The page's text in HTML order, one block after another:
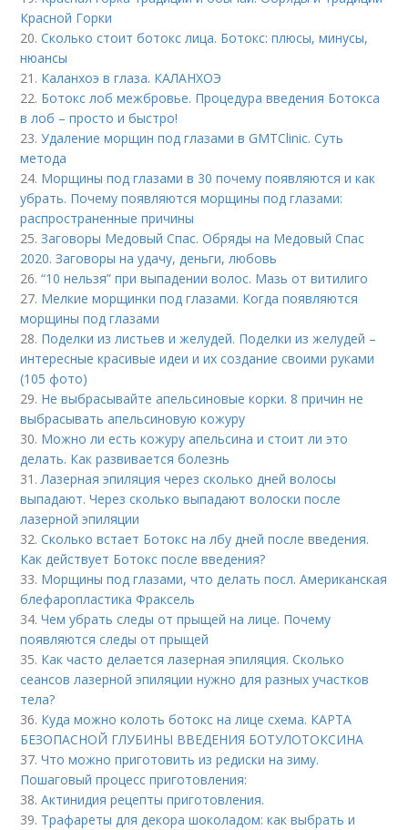
Красной Горки
20.Сколько стоит ботокс лица. Ботокс: плюсы, минусы,
нюансы
21. Каланхоэ в глаза. КАЛАНХОЭ
22. Ботокс лоб межбровье. Процедура введения Ботокса
в лоб – просто и быстро!
23.Удаление морщин под глазами в GMTClinic. Суть
метода
24. Морщины под глазами в 30 почему появляются и как
убрать. Почему появляются морщины под глазами:
распространенные причины
25.Заговоры Медовый Спас. Обряды на Медовый Спас
2020. Заговоры на удачу, деньги, любовь
26.“10 нельзя” при выпадении волос. Мазь от витилиго
27. Мелкие морщинки под глазами. Когда появляются
морщины под глазами
28. Поделки из листьев и желудей. Поделки из желудей –
интересные красивые идеи и их создание своими руками
(105 фото)
29. Не выбрасывайте апельсиновые корки. 8 причин не
выбрасывать апельсиновую кожуру
30. Можно ли есть кожуру апельсина и стоит ли это
делать. Как развивается болезнь
31.Лазерная эпиляция через сколько дней волосы
выпадают. Через сколько выпадают волоски после
лазерной эпиляции
32.Сколько встает Ботокс на лбу дней после введения.
Как действует Ботокс после введения?
33. Морщины под глазами, что делать посл. Американская
блефаропластика Фраксель
34.Чем убрать следы от прыщей на лице. Почему
появляются следы от прыщей
35. Как часто делается лазерная эпиляция. Сколько
сеансов лазерной эпиляции нужно для разных участков
тела?
36. Куда можно колоть ботокс на лице схема. КАРТА
БЕЗОПАСНОЙ ГЛУБИНЫ ВВЕДЕНИЯ БОТУЛОТОКСИНА
37.Что можно приготовить из редиски на зиму.
Пошаговый процесс приготовления:
38.Актинидия рецепты приготовления.
39. Трафареты для декора шоколадом: как выбрать и